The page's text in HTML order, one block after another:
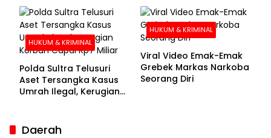
HUKUM & KRIMINAL
Polda Sultra Telusuri
Aset Tersangka Kasus
Umrah Ilegal, Kerugian
HUKUM & KRIMINAL
Viral Video Emak-Emak
Grebek Markas Narkoba
Seorang Diri
Daerah